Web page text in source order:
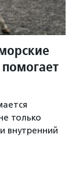
только
внутренний